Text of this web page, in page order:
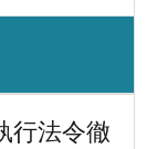
行法令徹